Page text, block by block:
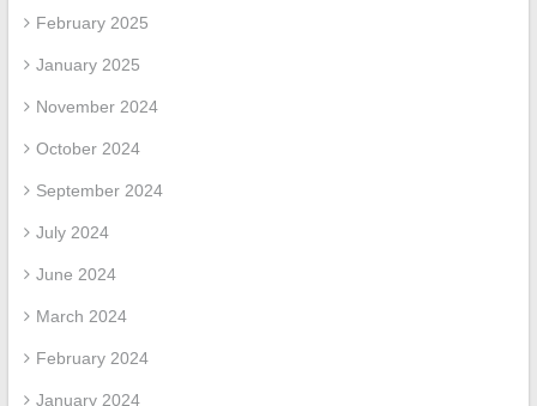
February 2025
January 2025
November 2024
October 2024
September 2024
July 2024
June 2024
March 2024
February 2024
January 2024